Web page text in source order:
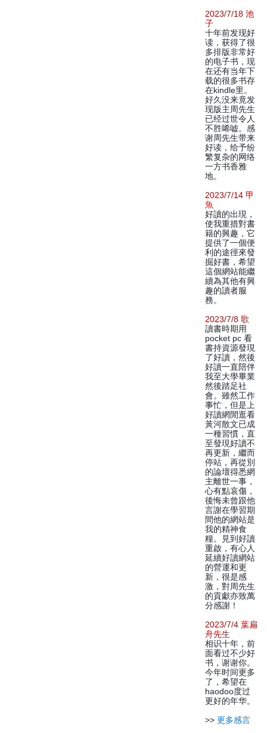
2023/7/18 池
子
十年前发现好
读，获得了很
多排版非常好
的电子书，现
在还有当年下
载的很多书存
在kindle里。
好久没来竟发
现版主周先生
已经过世令人
不胜唏嘘。感
谢周先生带来
好读，给予纷
繁复杂的网络
一方书香雅
地。
2023/7/14 甲
魚
好讀的出現，
使我重措對書
籍的興趣，它
提供了一個便
利的途徑來發
掘好書，希望
這個網站能繼
續為其他有興
趣的讀者服
務。
2023/7/8 歌
讀書時期用
pocket pc 看
書持資源發現
了好讀，然後
好讀一直陪伴
我至大學畢業
然後踏足社
會。雖然工作
事忙，但是上
好讀網閒逛看
黃河散文已成
一種習慣，直
至發現好讀不
再更新，繼而
停站，再從別
的論壇得悉網
主離世一事，
心有點哀傷，
後悔未曾跟他
言謝在學習期
間他的網站是
我的精神食
糧。見到好讀
重啟，有心人
延續好讀網站
的營運和更
新，很是感
激，對周先生
的貢獻亦致萬
分感謝！
2023/7/4 葉扁
舟先生
相识十年，前
面看过不少好
书，谢谢你。
今年时间更多
了，希望在
haodoo度过
更好的年华。
>> 更多感言